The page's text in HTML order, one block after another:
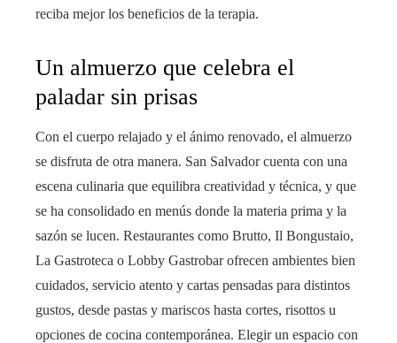
reciba mejor los beneficios de la terapia.
Un almuerzo que celebra el
paladar sin prisas
Con el cuerpo relajado y el ánimo renovado, el almuerzo
se disfruta de otra manera. San Salvador cuenta con una
escena culinaria que equilibra creatividad y técnica, y que
se ha consolidado en menús donde la materia prima y la
sazón se lucen. Restaurantes como Brutto, Il Bongustaio,
La Gastroteca o Lobby Gastrobar ofrecen ambientes bien
cuidados, servicio atento y cartas pensadas para distintos
gustos, desde pastas y mariscos hasta cortes, risottos u
opciones de cocina contemporánea. Elegir un espacio con